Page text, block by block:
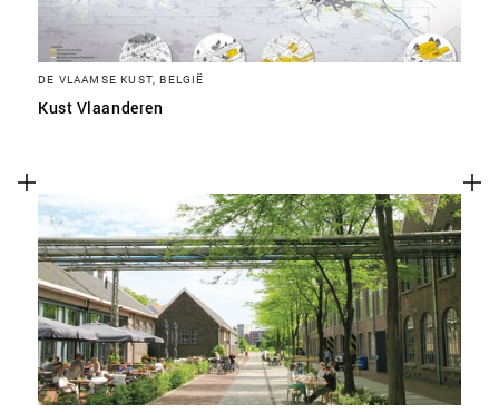
DE VLAAMSE KUST, BELGIË
Kust Vlaanderen